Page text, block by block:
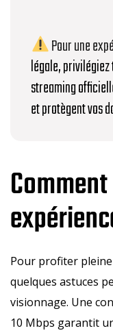
Pour une
légale,
streaming
et protègent vos
Pour profiter
quelques astuces
visionnage. Une
10 Mbps garantit